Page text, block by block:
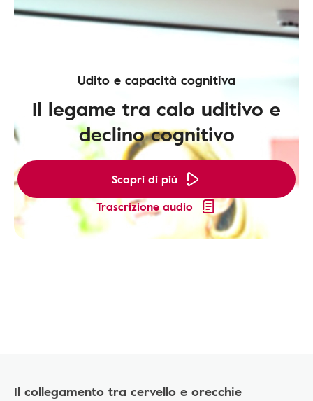
Udito e capacità cognitiva
Il legame tra calo uditivo e
declino cognitivo
Scopri di più
Trascrizione audio
Il collegamento tra cervello e orecchie